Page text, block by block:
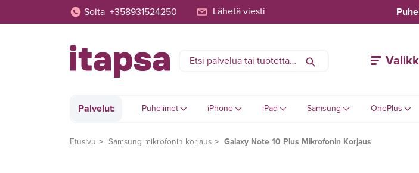
Soita +358931524250 Lähetä viesti
Palvelut: Puhelimet iPhone iPad Samsung OnePlus
Etusivu Samsung mikrofonin korjaus Galaxy Note 10 Plus Mikrofonin Korjaus